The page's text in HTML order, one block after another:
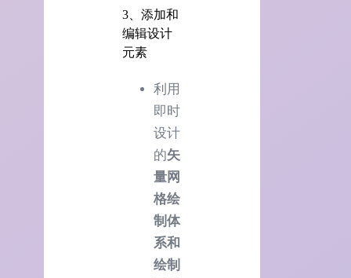
3、添加和
编辑设计
元素
利用
即时
设计
的矢
量网
格绘
制体
系和
绘制